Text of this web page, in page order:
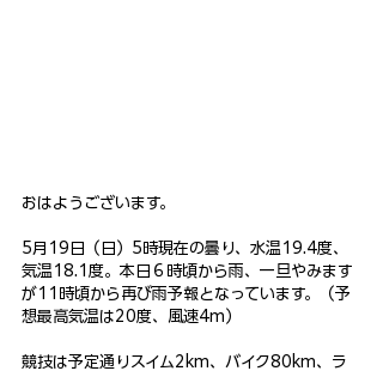
おはようございます。
5月19日（日）5時現在の曇り、水温19.4度、
気温18.1度。本日６時頃から雨、一旦やみます
が11時頃から再び雨予報となっています。（予
想最高気温は20度、風速4m）
競技は予定通りスイム2km、バイク80km、ラ